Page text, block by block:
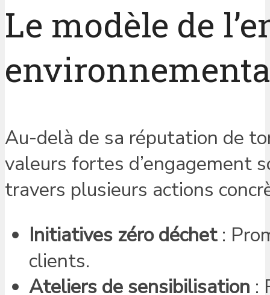
Le modèle de
Au-delà de sa réputation de
valeurs fortes d’engagement
travers plusieurs actions
Initiatives zéro déchet:
clients.
Ateliers de sensibilisation :